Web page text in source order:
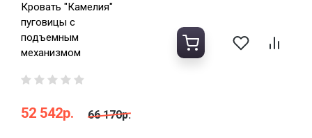
Кровать "Камелия"
пуговицы с
подъемным
механизмом
52 542р. 66 170р.